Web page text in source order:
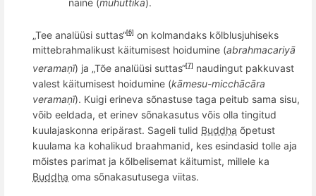
naine (muhuttikā).
„Tee analüüsi suttas“[6] on kolmandaks kõlblusjuhiseks
mittebrahmalikust käitumisest hoidumine (abrahmacariyā
veramaṇī) ja „Tõe analüüsi suttas“[7]
naudingut pakkuvast
valest käitumisest hoidumine (kāmesu-micchācāra
veramaṇī). Kuigi erineva sõnastuse taga peitub sama sisu,
võib eeldada, et erinev sõnakasutus võis olla tingitud
kuulajaskonna eripärast. Sageli tulid Buddha õpetust
kuulama ka kohalikud braahmanid, kes esindasid tolle aja
mõistes parimat ja kõlbelisemat käitumist, millele ka
Buddha oma sõnakasutusega viitas.